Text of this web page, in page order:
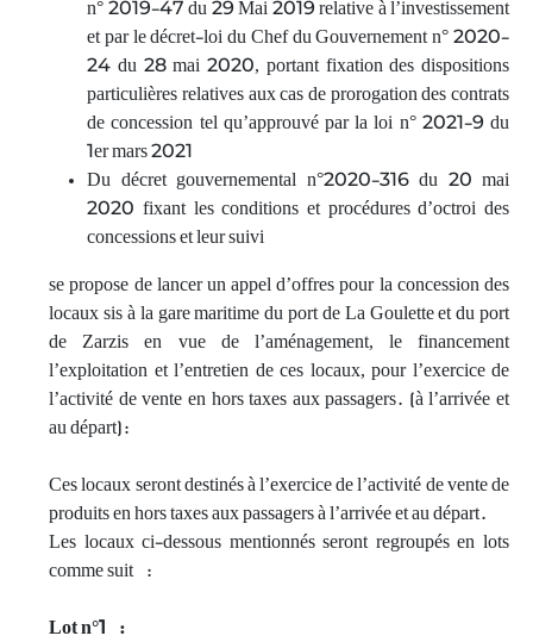
n° 2019-47 du 29 Mai 2019 relative à l’investissement
et par le décret-loi du Chef du Gouvernement n° 2020-
24 du 28 mai 2020, portant fixation des dispositions
particulières relatives aux cas de prorogation des contrats
de concession tel qu’approuvé par la loi n° 2021-9 du
1er mars 2021
Du décret gouvernemental n°2020-316 du 20 mai
2020 fixant les conditions et procédures d’octroi des
concessions et leur suivi
se propose de lancer un appel d’offres pour la concession des
locaux sis à la gare maritime du port de La Goulette et du port
de Zarzis en vue de l’aménagement, le financement
l’exploitation et l’entretien de ces locaux, pour l’exercice de
l’activité de vente en hors taxes aux passagers. (à l’arrivée et
au départ):
Ces locaux seront destinés à l’exercice de l’activité de vente de
produits en hors taxes aux passagers à l’arrivée et au départ.
Les locaux ci-dessous mentionnés seront regroupés en lots
comme suit :
Lot n°1 :